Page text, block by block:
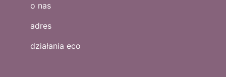
o nas
adres
działania eco